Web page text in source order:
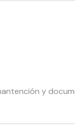
y